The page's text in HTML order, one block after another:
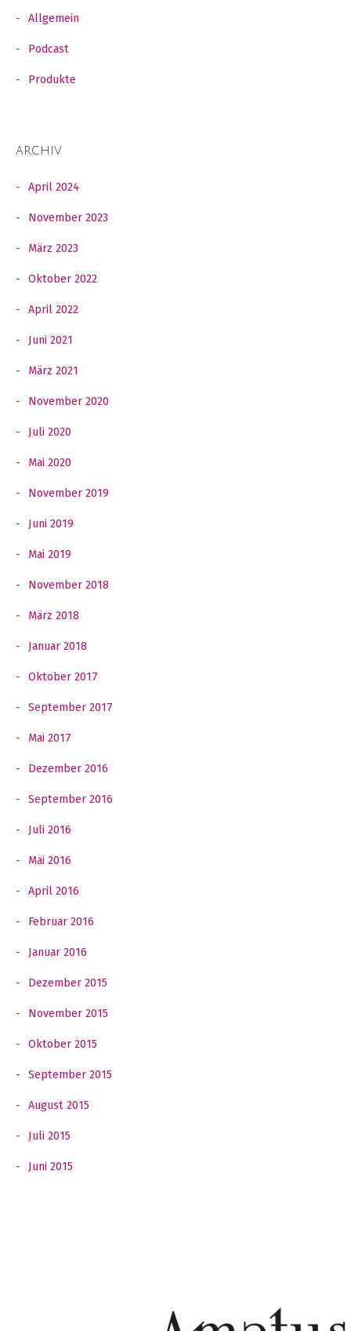
Allgemein
Podcast
Produkte
ARCHIV
April 2024
November 2023
März 2023
Oktober 2022
April 2022
Juni 2021
März 2021
November 2020
Juli 2020
Mai 2020
November 2019
Juni 2019
Mai 2019
November 2018
März 2018
Januar 2018
Oktober 2017
September 2017
Mai 2017
Dezember 2016
September 2016
Juli 2016
Mai 2016
April 2016
Februar 2016
Januar 2016
Dezember 2015
November 2015
Oktober 2015
September 2015
August 2015
Juli 2015
Juni 2015